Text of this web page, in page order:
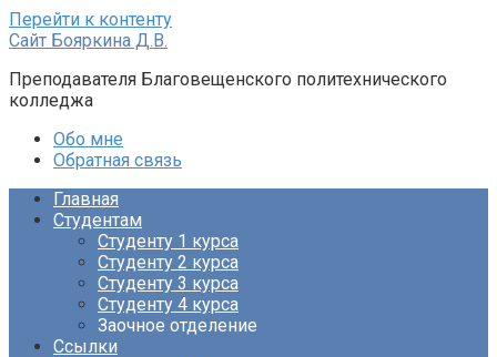
Перейти к контенту
Сайт Бояркина Д.В.
Преподавателя Благовещенского политехнического
колледжа
Обо мне
Обратная связь
Главная
Студентам
Студенту 1 курса
Студенту 2 курса
Студенту 3 курса
Студенту 4 курса
Заочное отделение
Ссылки